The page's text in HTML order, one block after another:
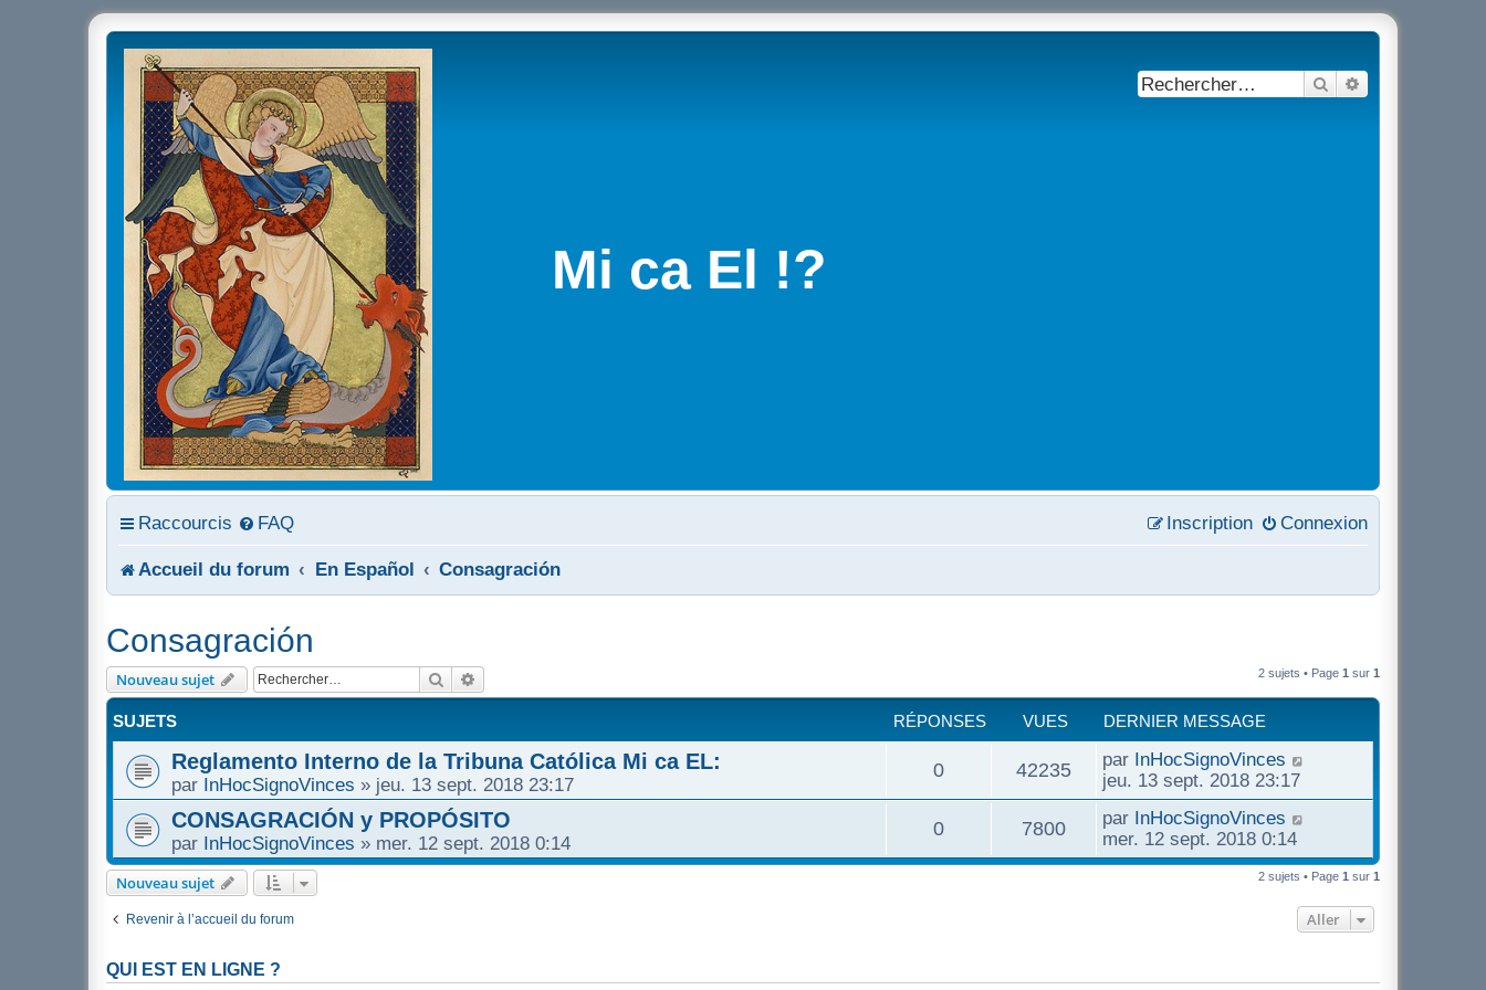
Mi ca El !?
Rechercher
Raccourcis FAQ Connexion
Inscription
Accueil du forum En Español Consagración
Consagración
Nouveau sujet Rechercher 2 sujets • Page 1 sur 1
SUJETS RÉPONSES VUES DERNIER MESSAGE
Reglamento Interno de la Tribuna Católica Mi ca EL:
par InHocSignoVinces » jeu. 13 sept. 2018 23:17
0 42235 par InHocSignoVinces
jeu. 13 sept. 2018 23:17
CONSAGRACIÓN y PROPÓSITO
par InHocSignoVinces » mer. 12 sept. 2018 0:14
0 7800 par InHocSignoVinces
mer. 12 sept. 2018 0:14
Nouveau sujet 2 sujets • Page 1 sur 1
Revenir à l’accueil du forum Aller
QUI EST EN LIGNE ?